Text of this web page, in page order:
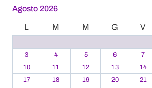
Agosto 2026
L M M G V
3
4 5 6 7
10
11 12 13 14
17
18 19 20 21